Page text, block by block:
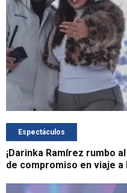
Espectáculos
¡Darinka Ramírez rumbo
de compromiso en viaje a